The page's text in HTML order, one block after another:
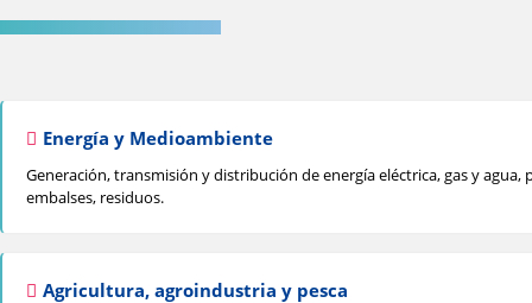
Energía y Medioambiente
Generación, transmisión y distribución de energía eléctrica, gas y
embalses, residuos.
Agricultura, agroindustria y pesca